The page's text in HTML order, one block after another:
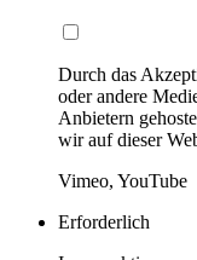
Durch das
oder andere
Anbietern
wir auf dieser
Vimeo, YouTube
Erforderlich